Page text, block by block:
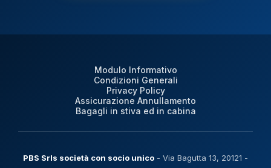
Modulo Informativo
Condizioni Generali
Privacy Policy
Assicurazione Annullamento
Bagagli in stiva ed in cabina
PBS Srls società con socio unico - Via Bagutta 13, 20121 -